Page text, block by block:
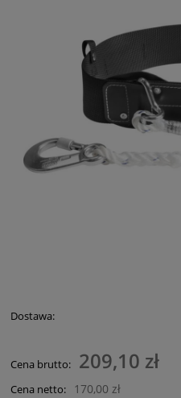
Dostawa:
Cena brutto: 209,10 zł
Cena netto: 170,00 zł